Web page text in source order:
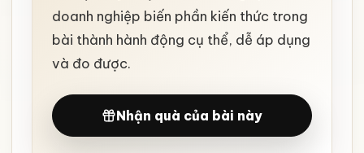
doanh nghiệp biến phần kiến thức trong
bài thành hành động cụ thể, dễ áp dụng
và đo được.
Nhận quà của bài này